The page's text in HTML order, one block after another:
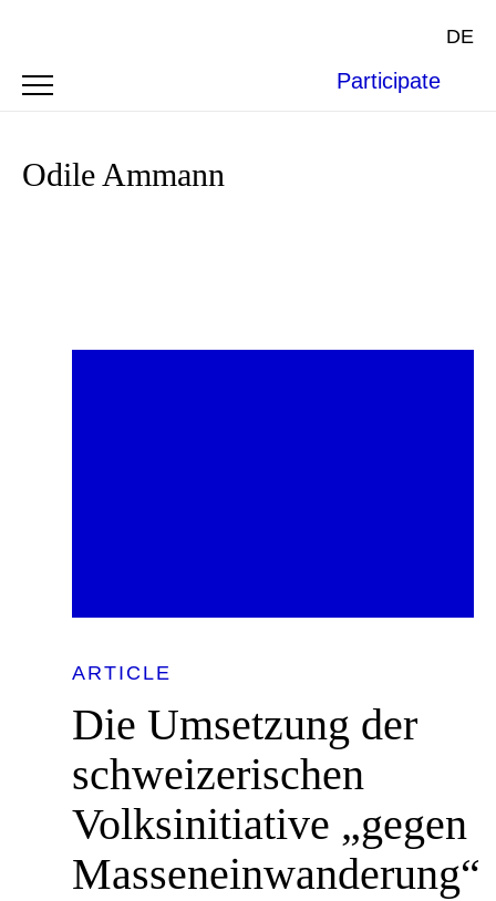
DE
Participate
Odile Ammann
ARTICLE
Die Umsetzung der
schweizerischen
Volksinitiative „gegen
Masseneinwanderung“